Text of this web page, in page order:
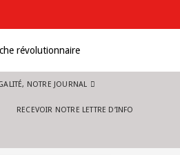
NOTRE JOURNAL
RECEVOIR NOTRE LETTRE D’INFO